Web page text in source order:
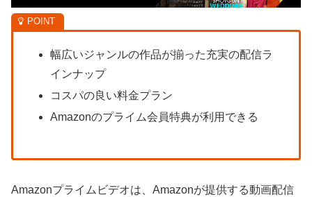
幅広いジャンルの作品が揃った充実の配信ラ
インナップ
コスパの良い料金プラン
Amazonのプライム会員特典が利用できる
Amazonプライムビデオは、Amazonが提供する動画配信